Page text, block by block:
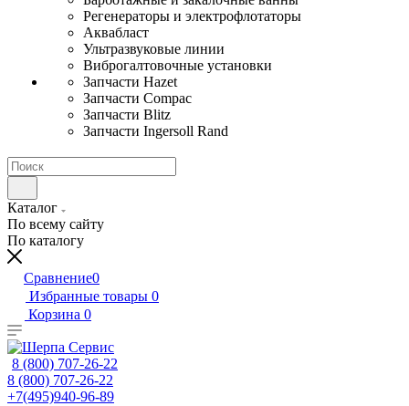
Регенераторы и электрофлотаторы
Аквабласт
Ультразвуковые линии
Виброгалтовочные установки
Запчасти Hazet
Запчасти Compac
Запчасти Blitz
Запчасти Ingersoll Rand
Каталог
По всему сайту
По каталогу
Сравнение0
Избранные товары 0
Корзина 0
8 (800) 707-26-22
8 (800) 707-26-22
+7(495)940-96-89